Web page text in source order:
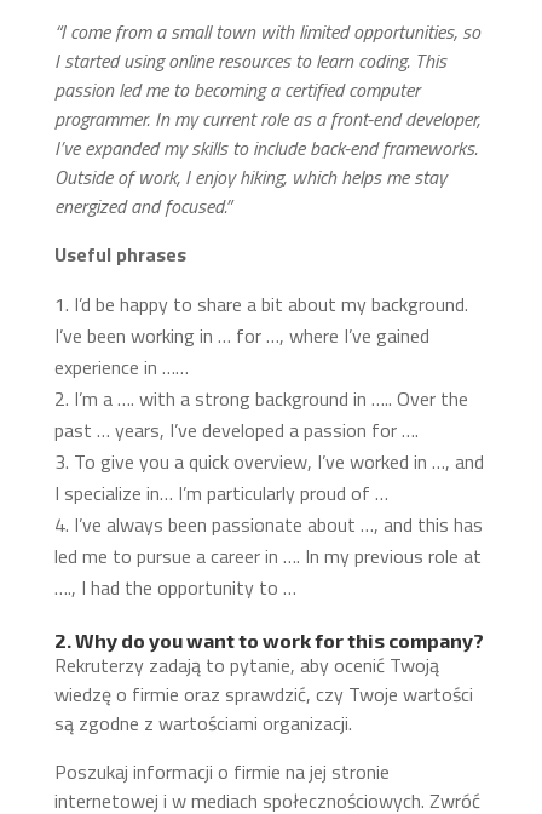
“I come from a small town with limited opportunities, so
I started using online resources to learn coding. This
passion led me to becoming a certified computer
programmer. In my current role as a front-end developer,
I’ve expanded my skills to include back-end frameworks.
Outside of work, I enjoy hiking, which helps me stay
energized and focused.”
Useful phrases
I’d be happy to share a bit about my background.
I’ve been working in … for …, where I’ve gained
experience in ……
I’m a …. with a strong background in ….. Over the
past … years, I’ve developed a passion for ….
To give you a quick overview, I’ve worked in …, and
I specialize in… I’m particularly proud of …
I’ve always been passionate about …, and this has
led me to pursue a career in …. In my previous role at
…., I had the opportunity to …
2. Why do you want to work for this company?
Rekruterzy zadają to pytanie, aby ocenić Twoją
wiedzę o firmie oraz sprawdzić, czy Twoje wartości
są zgodne z wartościami organizacji.
Poszukaj informacji o firmie na jej stronie
internetowej i w mediach społecznościowych. Zwróć